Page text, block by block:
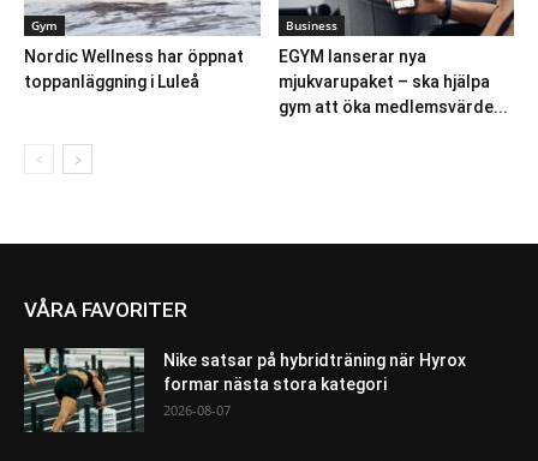
Gym
Nordic Wellness har öppnat
toppanläggning i Luleå
Business
EGYM lanserar nya
mjukvarupaket – ska hjälpa
gym att öka medlemsvärde...
VÅRA FAVORITER
Nike satsar på hybridträning när Hyrox
formar nästa stora kategori
2026-08-07